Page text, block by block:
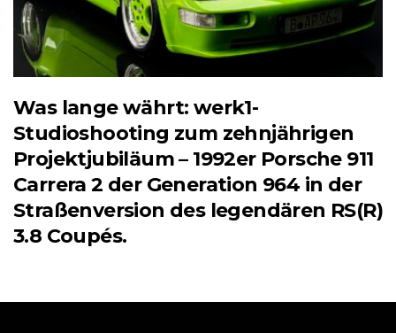
Was lange währt: werk1-
Studioshooting zum zehnjährigen
Projektjubiläum – 1992er Porsche 911
Carrera 2 der Generation 964 in der
Straßenversion des legendären RS(R)
3.8 Coupés.